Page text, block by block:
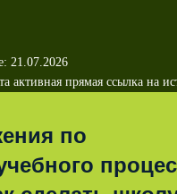
21.07.2026
активная прямая ссылка на
по